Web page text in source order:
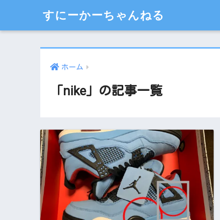
すにーかーちゃんねる
ホーム
「nike」の記事一覧